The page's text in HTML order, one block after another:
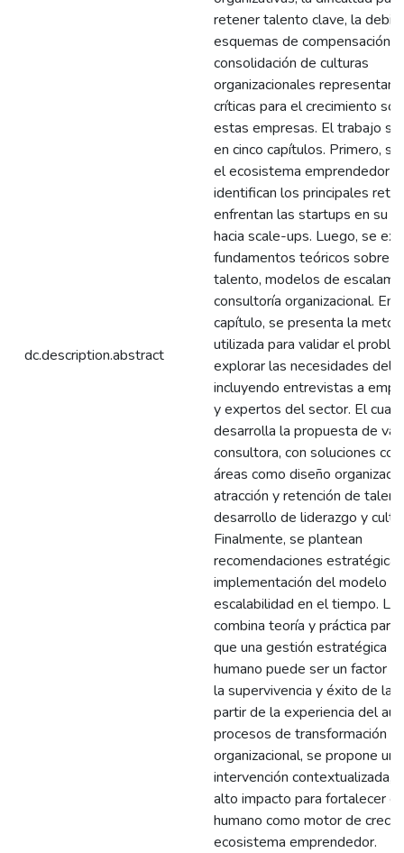
dc.description.abstract
retener talento clave, la
esquemas de compensación
consolidación de culturas
organizacionales representan
críticas para el crecimiento
estas empresas. El trabajo
en cinco capítulos. Primero,
el ecosistema emprendedor
identifican los principales
enfrentan las startups en su
hacia scale-ups. Luego, se
fundamentos teóricos sobre
talento, modelos de
consultoría organizacional. En
capítulo, se presenta la
utilizada para validar el
explorar las necesidades del
incluyendo entrevistas a
y expertos del sector. El
desarrolla la propuesta de
consultora, con soluciones
áreas como diseño
atracción y retención de
desarrollo de liderazgo y
Finalmente, se plantean
recomendaciones
implementación del modelo y
escalabilidad en el tiempo. La
combina teoría y práctica
que una gestión estratégica
humano puede ser un factor
la supervivencia y éxito de
partir de la experiencia del
procesos de transformación
organizacional, se propone una
intervención contextualizada,
alto impacto para fortalecer
humano como motor de
ecosistema emprendedor.